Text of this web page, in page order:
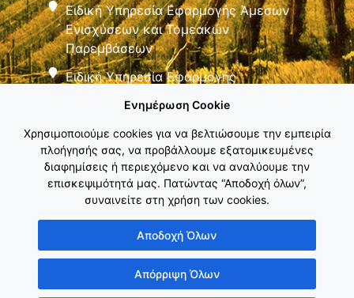
Ειδική Υπηρεσία Εφαρμογής Άμεσων
Ενισχύσεων και Τομεακών
Παρεμβάσεων
Ειδική Υπηρεσία Εφαρμογής
Εθνικό Δίκτυο ΚΑΠ
Ενημέρωση Cookie
Χρησιμοποιούμε cookies για να βελτιώσουμε την εμπειρία
πλοήγησής σας, να προβάλλουμε εξατομικευμένες
διαφημίσεις ή περιεχόμενο και να αναλύουμε την
επισκεψιμότητά μας. Πατώντας “Αποδοχή όλων”,
συναινείτε στη χρήση των cookies.
Αποδοχή Όλων
Απόρριψη Όλων